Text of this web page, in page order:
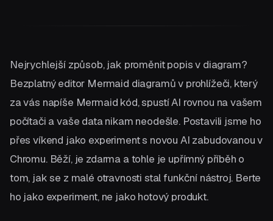
Nejrychlejší způsob, jak proměnit popis v diagram?
Bezplatný editor Mermaid diagramů v prohlížeči, který
za vás napíše Mermaid kód, spustí AI rovnou na vašem
počítači a vaše data nikam neodešle. Postavili jsme ho
přes víkend jako experiment s novou AI zabudovanou v
Chromu. Běží, je zdarma a tohle je upřímný příběh o
tom, jak se z malé otravnosti stal funkční nástroj. Berte
ho jako experiment, ne jako hotový produkt.